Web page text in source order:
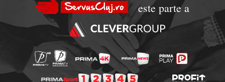
este parte a